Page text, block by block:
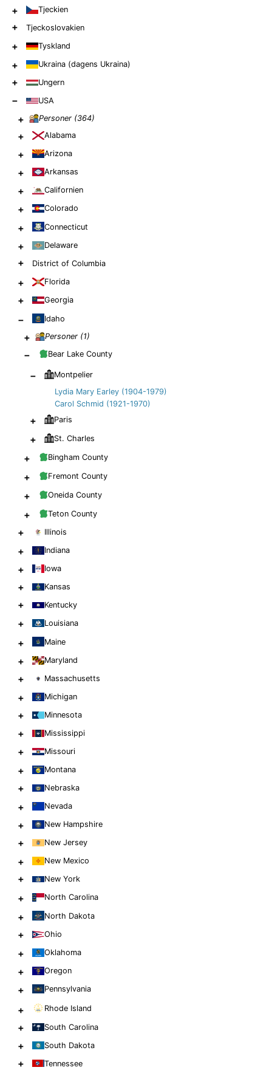
+ Tjeckien
+ Tjeckoslovakien
+ Tyskland
+ Ukraina (dagens Ukraina)
+ Ungern
− USA
+ Personer (364)
+ Alabama
+ Arizona
+ Arkansas
+ Californien
+ Colorado
+ Connecticut
+ Delaware
+ District of Columbia
+ Florida
+ Georgia
− Idaho
+ Personer (1)
− Bear Lake County
−
Montpelier
Lydia Mary Earley (1904-1979)
Carol Schmid (1921-1970)
+ Paris
+ St. Charles
+ Bingham County
+ Fremont County
+ Oneida County
+ Teton County
+ Illinois
+ Indiana
+ Iowa
+ Kansas
+ Kentucky
+ Louisiana
+ Maine
+ Maryland
+ Massachusetts
+ Michigan
+ Minnesota
+ Mississippi
+ Missouri
+ Montana
+ Nebraska
+ Nevada
+ New Hampshire
+ New Jersey
+ New Mexico
+ New York
+ North Carolina
+ North Dakota
+ Ohio
+ Oklahoma
+ Oregon
+ Pennsylvania
+ Rhode Island
+ South Carolina
+ South Dakota
+ Tennessee